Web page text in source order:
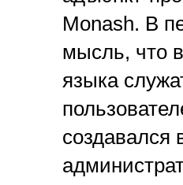
Monash. В
мысль, что
языка
создавался